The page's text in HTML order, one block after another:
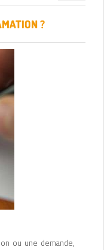
?
ou une demande,